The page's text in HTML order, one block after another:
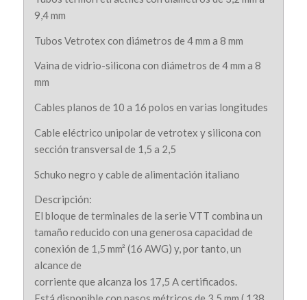
9,4 mm
Tubos Vetrotex con diámetros de 4 mm a 8 mm
Vaina de vidrio-silicona con diámetros de 4 mm a 8
mm
Cables planos de 10 a 16 polos en varias longitudes
Cable eléctrico unipolar de vetrotex y silicona con
sección transversal de 1,5 a 2,5
Schuko negro y cable de alimentación italiano
Descripción:
El bloque de terminales de la serie VTT combina un
tamaño reducido con una generosa capacidad de
conexión de 1,5 mm² (16 AWG) y, por tanto, un
alcance de
corriente que alcanza los 17,5 A certificados.